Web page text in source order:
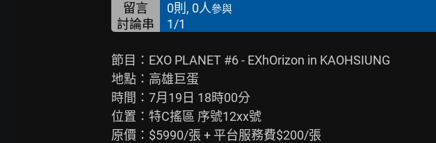
留言
0則, 0人參與
討論串 1/1
節目：EXO PLANET #6 - EXhOrizon in KAOHSIUNG
地點：高雄巨蛋
時間：7月19日 18時00分
位置：特C搖區 序號12xx號
原價：$5990/張 + 平台服務費$200/張